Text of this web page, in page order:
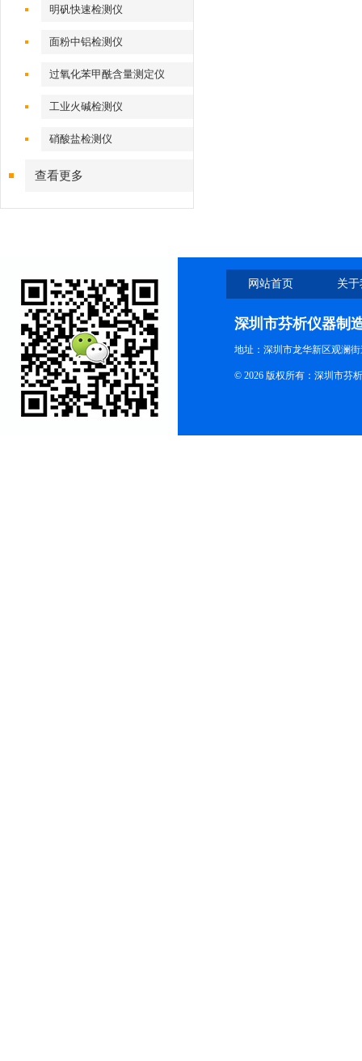
明矾快速检测仪
面粉中铝检测仪
过氧化苯甲酰含量测定仪
工业火碱检测仪
硝酸盐检测仪
查看更多
网站首页 关
深圳市芬析仪器制
地址：深圳市龙华新区观澜
© 2026 版权所有：深圳市芬